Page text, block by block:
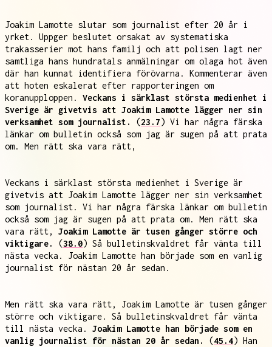
Joakim Lamotte slutar som journalist efter 20 år i
yrket. Uppger beslutet orsakat av systematiska
trakasserier mot hans familj och att polisen lagt ner
samtliga hans hundratals anmälningar om olaga hot även
där han kunnat identifiera förövarna. Kommenterar även
att hoten eskalerat efter rapporteringen om
koranupploppen. Veckans i särklast största medienhet i
Sverige är givetvis att Joakim Lamotte lägger ner sin
verksamhet som journalist.
(23.7) Vi har några färska
länkar om bulletin också som jag är sugen på att prata
om. Men rätt ska vara rätt,
Veckans i särklast största medienhet i Sverige är
givetvis att Joakim Lamotte lägger ner sin verksamhet
som journalist. Vi har några färska länkar om bulletin
också som jag är sugen på att prata om. Men rätt ska
vara rätt, Joakim Lamotte är tusen gånger större och
viktigare.
(38.0) Så bulletinskvaldret får vänta till
nästa vecka. Joakim Lamotte han började som en vanlig
journalist för nästan 20 år sedan.
Men rätt ska vara rätt, Joakim Lamotte är tusen gånger
större och viktigare. Så bulletinskvaldret får vänta
till nästa vecka. Joakim Lamotte han började som en
vanlig journalist för nästan 20 år sedan.
(45.4) Han